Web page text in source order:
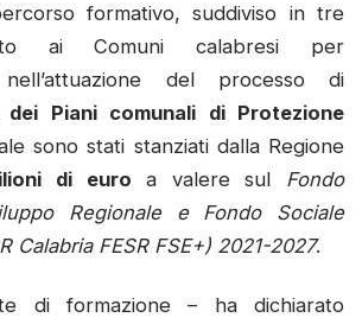
formativo, suddiviso in tre
ai Comuni calabresi per
nell’attuazione del processo di
dei Piani comunali di Protezione
sono stati stanziati dalla Regione
di euro a valere sul Fondo
Regionale e Fondo Sociale
Calabria FESR FSE+) 2021-2027.
di formazione – ha dichiarato